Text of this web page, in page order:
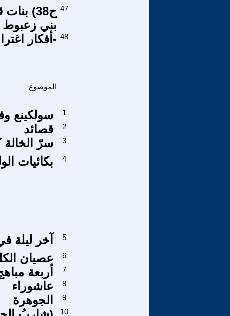
بني زعبوط
47
-أفكار 48
الموضوع
سولكينع
1
قصائد
2
سرّ الخالة 3
بكائيات 4
آخر ليلة 5
عصيان
6
أربعة
7
عاشوراء
8
الجوهرة
9
10